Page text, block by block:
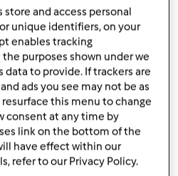
Dołączył : 10.03.2013
#5
w tym roku bardziej się
chodzi o konfitury i dżemy
mam jeszcze z zeszłego roku.
store and access personal
unique identifiers, on your
enables tracking
purposes shown under we
data to provide. If trackers are
ads you see may not be as
this menu to change
consent at any time by
link on the bottom of the
have effect within our
refer to our Privacy Policy.